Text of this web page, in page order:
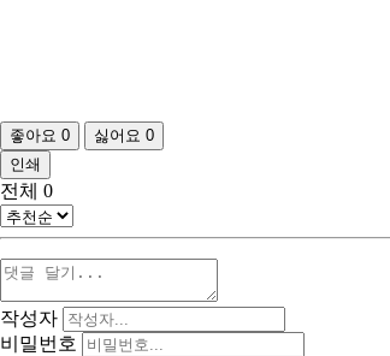
좋아요 0 싫어요 0
인쇄
전체 0
작성자
비밀번호